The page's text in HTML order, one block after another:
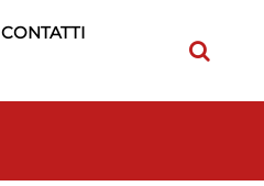
CONTATTI